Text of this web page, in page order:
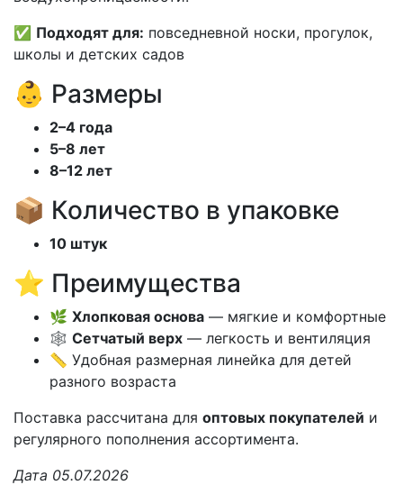
✅ Подходят для: повседневной носки, прогулок,
школы и детских садов
👶 Размеры
2–4 года
5–8 лет
8–12 лет
📦 Количество в упаковке
10 штук
⭐ Преимущества
🌿 Хлопковая основа — мягкие и комфортные
🕸️ Сетчатый верх — легкость и вентиляция
📏 Удобная размерная линейка для детей
разного возраста
Поставка рассчитана для оптовых покупателей и
регулярного пополнения ассортимента.
Дата 05.07.2026